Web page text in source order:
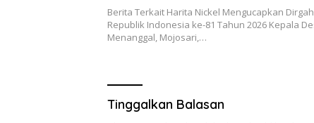
Berita Terkait Harita Nickel Mengucapkan
Republik Indonesia ke-81 Tahun 2026 Kepala
Menanggal, Mojosari,…
Tinggalkan Balasan